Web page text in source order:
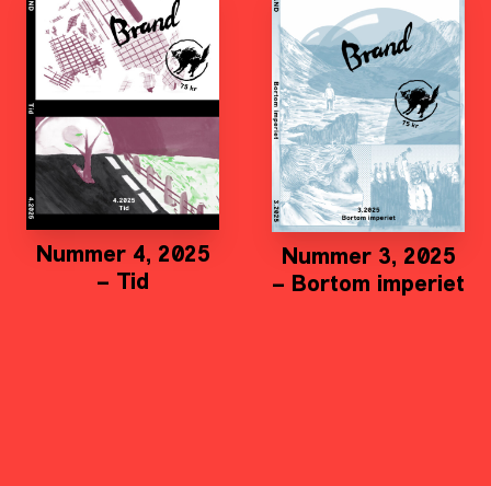
Nummer 4, 2025
– Tid
Nummer 3, 2025
– Bortom imperiet